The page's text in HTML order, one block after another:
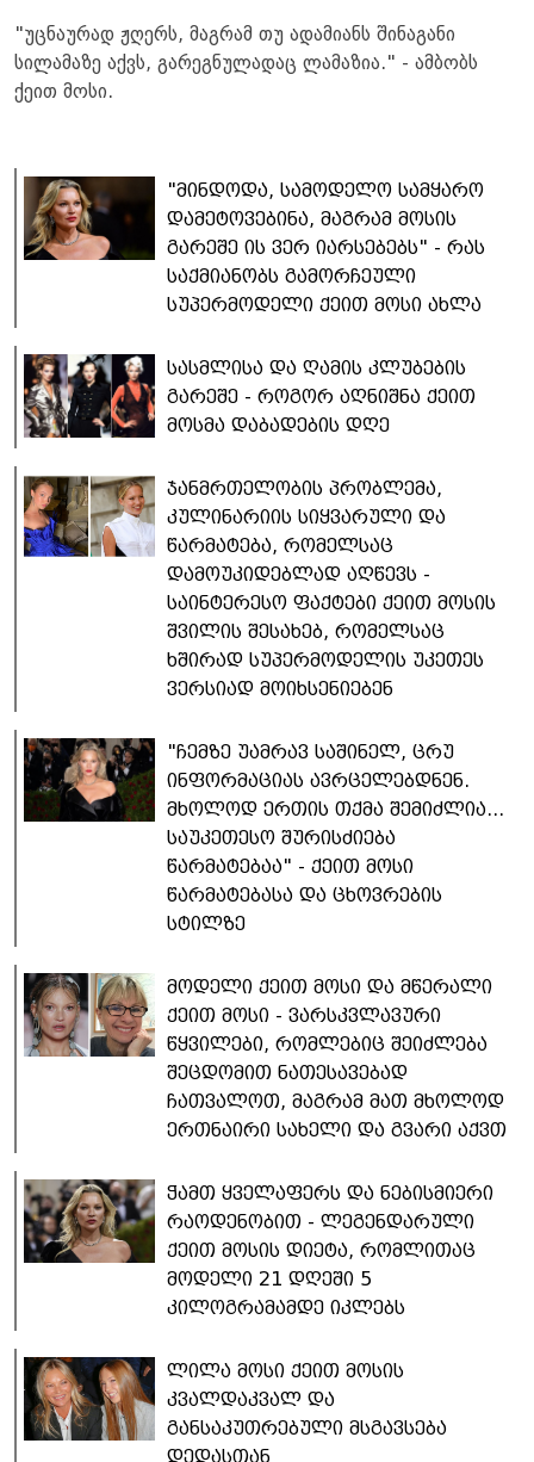
"უცნაურად ჟღერს, მაგრამ თუ ადამიანს შინაგანი
სილამაზე აქვს, გარეგნულადაც ლამაზია." - ამბობს
ქეით მოსი.
"მინდოდა, სამოდელო სამყარო
დამეტოვებინა, მაგრამ მოსის
გარეშე ის ვერ იარსებებს" - რას
საქმიანობს გამორჩეული
სუპერმოდელი ქეით მოსი ახლა
სასმლისა და ღამის კლუბების
გარეშე - როგორ აღნიშნა ქეით
მოსმა დაბადების დღე
ჯანმრთელობის პრობლემა,
კულინარიის სიყვარული და
წარმატება, რომელსაც
დამოუკიდებლად აღწევს -
საინტერესო ფაქტები ქეით მოსის
შვილის შესახებ, რომელსაც
ხშირად სუპერმოდელის უკეთეს
ვერსიად მოიხსენიებენ
"ჩემზე უამრავ საშინელ, ცრუ
ინფორმაციას ავრცელებდნენ.
მხოლოდ ერთის თქმა შემიძლია...
საუკეთესო შურისძიება
წარმატებაა" - ქეით მოსი
წარმატებასა და ცხოვრების
სტილზე
მოდელი ქეით მოსი და მწერალი
ქეით მოსი - ვარსკვლავური
წყვილები, რომლებიც შეიძლება
შეცდომით ნათესავებად
ჩათვალოთ, მაგრამ მათ მხოლოდ
ერთნაირი სახელი და გვარი აქვთ
ჭამთ ყველაფერს და ნებისმიერი
რაოდენობით - ლეგენდარული
ქეით მოსის დიეტა, რომლითაც
მოდელი 21 დღეში 5
კილოგრამამდე იკლებს
ლილა მოსი ქეით მოსის
კვალდაკვალ და
განსაკუთრებული მსგავსება
დედასთან